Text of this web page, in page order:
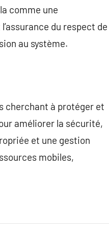
comme une
du respect de
au système.
cherchant à protéger et
améliorer la sécurité,
et une gestion
mobiles,